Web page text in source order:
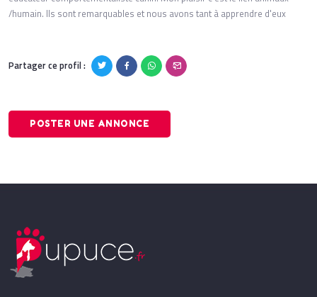
/humain. Ils sont remarquables et nous avons tant à apprendre d'eux
Partager ce profil :
POSTER UNE ANNONCE